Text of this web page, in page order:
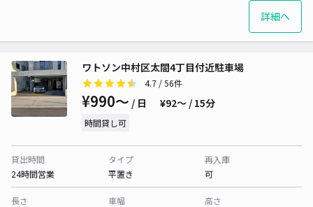
詳細へ
ワトソン中村区太閤4丁目付近駐車場
4.7 / 56件
¥990〜 / 日 ¥92〜 / 15分
時間貸し可
貸出時間
24時間営業
タイプ
平置き
再入庫
可
長さ
車幅
高さ